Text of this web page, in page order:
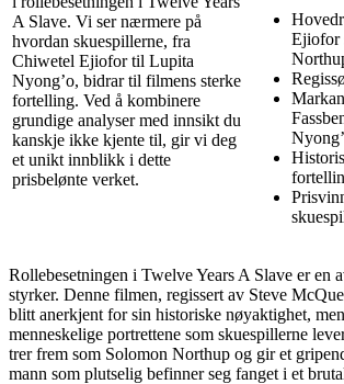
A Slave. Vi ser nærmere på
hvordan skuespillerne, fra
Chiwetel Ejiofor til Lupita
Nyong’o, bidrar til filmens sterke
fortelling. Ved å kombinere
grundige analyser med innsikt du
kanskje ikke kjente til, gir vi deg
et unikt innblikk i dette
prisbelønte verket.
Ejiofor
Rollebesetningen i Twelve Years A Slave er en
styrker. Denne filmen, regissert av Steve
blitt anerkjent for sin historiske nøyaktighet,
menneskelige portrettene som skuespillerne
trer frem som Solomon Northup og gir et
mann som plutselig befinner seg fanget i et